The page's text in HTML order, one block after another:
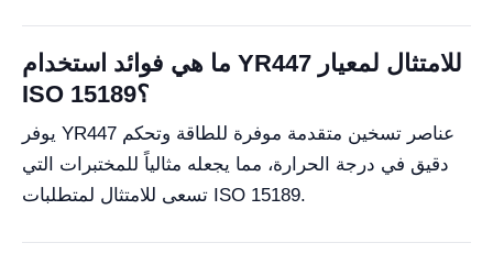
ما هي فوائد استخدام YR447 للامتثال لمعيار
ISO 15189؟
يوفر YR447 عناصر تسخين متقدمة موفرة للطاقة وتحكم
دقيق في درجة الحرارة، مما يجعله مثالياً للمختبرات التي
تسعى للامتثال لمتطلبات ISO 15189.